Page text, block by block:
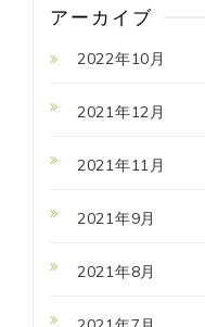
アーカイブ
2022年10月
2021年12月
2021年11月
2021年9月
2021年8月